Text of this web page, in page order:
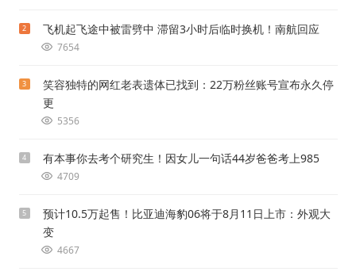
2 飞机起飞途中被雷劈中 滞留3小时后临时换机！南航回应
7654
3
笑容独特的网红老表遗体已找到：22万粉丝账号宣布永久停
更
5356
4 有本事你去考个研究生！因女儿一句话44岁爸爸考上985
4709
5
预计10.5万起售！比亚迪海豹06将于8月11日上市：外观大
变
4667